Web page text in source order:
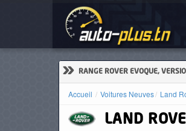
» RANGE ROVER EVOQUE,
Accueil Voitures Neuves Land
LAND
ACTUALITÉS
VOITURES